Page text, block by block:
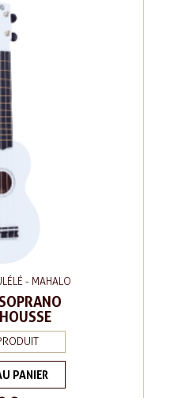
- MAHALO
PANIER